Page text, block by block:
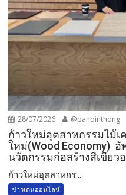
28/07/2026 @pandinthong
ก้าวใหม่อุตสาหกรรมไม้เ
ใหม่(Wood Economy) อั
นวัตกรรมก่อสร้างสีเขียว
ก้าวใหม่อุตสาหกร...
ข่าวเด่นออนไลน์